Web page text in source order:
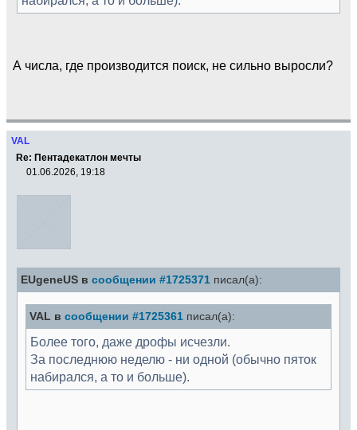
А числа, где производится поиск, не сильно выросли?
VAL
Re: Пентадекатлон мечты
01.06.2026, 19:18
EUgeneUS в сообщении #1725371 писал(а):
VAL в сообщении #1725361 писал(а):
Более того, даже дрофы исчезли.
За последнюю неделю - ни одной (обычно пяток
набирался, а то и больше).